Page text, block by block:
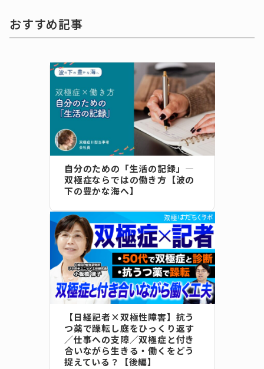
おすすめ記事
自分のための「生活の記録」―
双極症ならではの働き方【波の
下の豊かな海へ】
【日経記者×双極性障害】抗う
つ薬で躁転し庭をひっくり返す
／仕事への支障／双極症と付き
合いながら生きる・働くをどう
捉えている？【後編】